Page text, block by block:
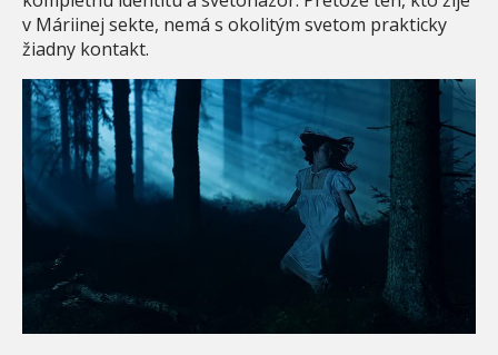
v Máriinej sekte, nemá s okolitým svetom prakticky
žiadny kontakt.